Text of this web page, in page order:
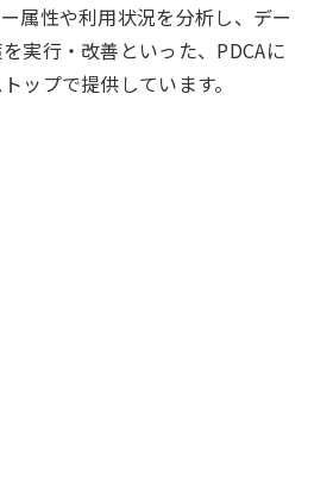
属性や利用状況を分析し、デー
実行・改善といった、PDCAに
ップで提供しています。